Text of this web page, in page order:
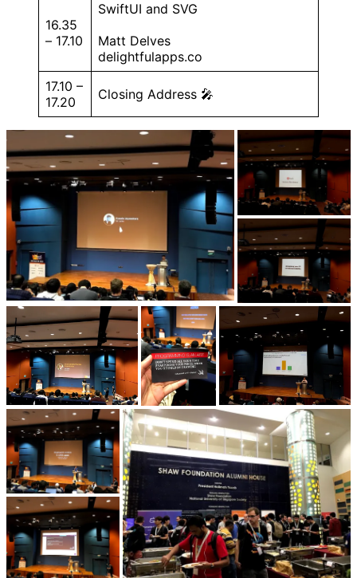
16.35
– 17.10
SwiftUI and SVG
Matt Delves
delightfulapps.co
17.10 –
17.20
Closing Address 🎤